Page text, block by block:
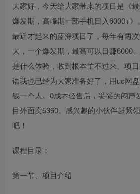
大家好，今天给大家带来的项目是《
爆发期，高峰期一部手机日入6000+
最近才起来的蓝海项目了，每年有两
大，一个爆发期，最高可以日赚
是什么体验，收到根本忙不过来。项
语我也已经为大家准备好了，用uc网
钱一个人。0成本轻售后，妥妥的闷声
目外面卖5360。感兴趣的小伙伴赶紧
吧​！​
课程目录：
第一节、项目介绍